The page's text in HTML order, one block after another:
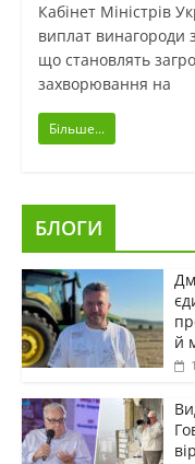
Кабінет Міністрів
виплат винагороди
що становлять
захворювання на
Більше...
БЛОГИ
й